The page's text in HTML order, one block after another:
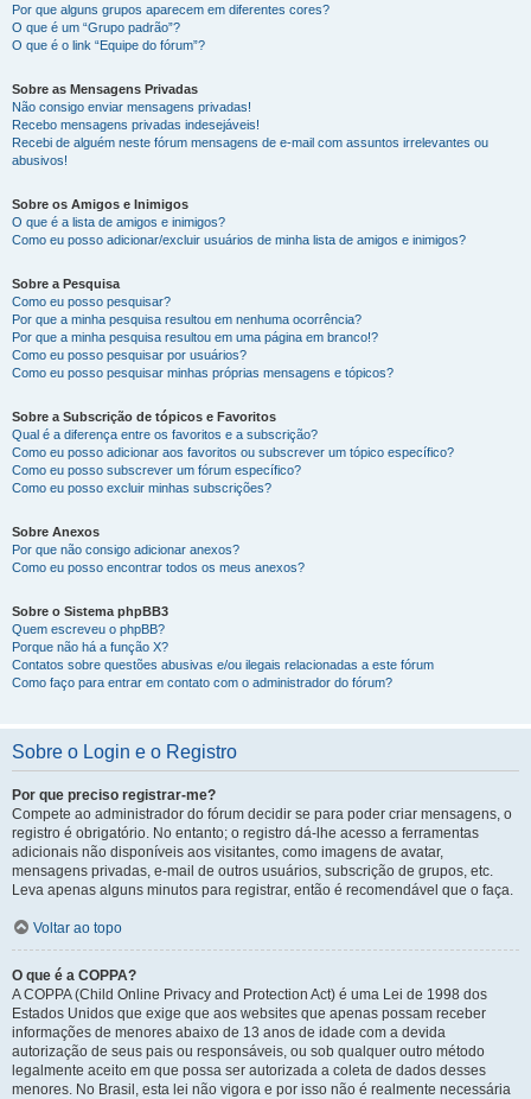
Por que alguns grupos aparecem em diferentes cores?
O que é um “Grupo padrão”?
O que é o link “Equipe do fórum”?
Sobre as Mensagens Privadas
Não consigo enviar mensagens privadas!
Recebo mensagens privadas indesejáveis!
Recebi de alguém neste fórum mensagens de e-mail com assuntos irrelevantes ou
abusivos!
Sobre os Amigos e Inimigos
O que é a lista de amigos e inimigos?
Como eu posso adicionar/excluir usuários de minha lista de amigos e inimigos?
Sobre a Pesquisa
Como eu posso pesquisar?
Por que a minha pesquisa resultou em nenhuma ocorrência?
Por que a minha pesquisa resultou em uma página em branco!?
Como eu posso pesquisar por usuários?
Como eu posso pesquisar minhas próprias mensagens e tópicos?
Sobre a Subscrição de tópicos e Favoritos
Qual é a diferença entre os favoritos e a subscrição?
Como eu posso adicionar aos favoritos ou subscrever um tópico específico?
Como eu posso subscrever um fórum específico?
Como eu posso excluir minhas subscrições?
Sobre Anexos
Por que não consigo adicionar anexos?
Como eu posso encontrar todos os meus anexos?
Sobre o Sistema phpBB3
Quem escreveu o phpBB?
Porque não há a função X?
Contatos sobre questões abusivas e/ou ilegais relacionadas a este fórum
Como faço para entrar em contato com o administrador do fórum?
Sobre o Login e o Registro
Por que preciso registrar-me?
Compete ao administrador do fórum decidir se para poder criar mensagens, o
registro é obrigatório. No entanto; o registro dá-lhe acesso a ferramentas
adicionais não disponíveis aos visitantes, como imagens de avatar,
mensagens privadas, e-mail de outros usuários, subscrição de grupos, etc.
Leva apenas alguns minutos para registrar, então é recomendável que o faça.
Voltar ao topo
O que é a COPPA?
A COPPA (Child Online Privacy and Protection Act) é uma Lei de 1998 dos
Estados Unidos que exige que aos websites que apenas possam receber
informações de menores abaixo de 13 anos de idade com a devida
autorização de seus pais ou responsáveis, ou sob qualquer outro método
legalmente aceito em que possa ser autorizada a coleta de dados desses
menores. No Brasil, esta lei não vigora e por isso não é realmente necessária